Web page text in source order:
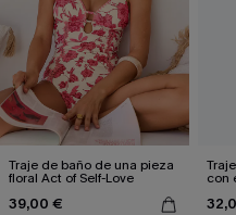
Traje de baño de una pieza
floral Act of Self-Love
39,00 €
con